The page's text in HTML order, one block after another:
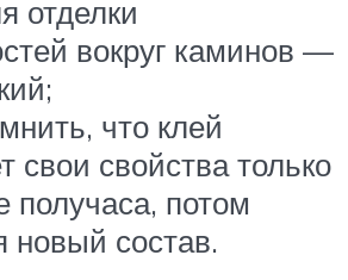
отделки
вокруг каминов —
что клей
свои свойства только
получаса, потом
новый состав.